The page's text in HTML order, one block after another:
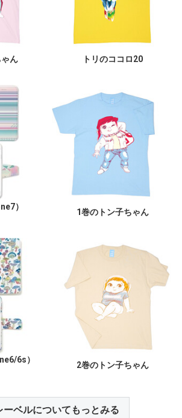
ん トリのココロ20
）
1巻のトン子ちゃん
6s）
2巻のトン子ちゃん
ーベルについてもっとみる